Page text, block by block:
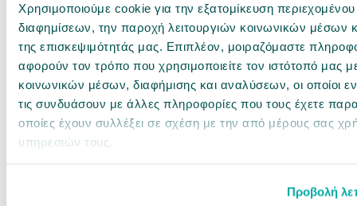
Χρησιμοποιούμε cookie για την εξατομίκευση περιεχομένου
διαφημίσεων, την παροχή λειτουργιών κοινωνικών μέσων
της επισκεψιμότητάς μας. Επιπλέον, μοιραζόμαστε
αφορούν τον τρόπο που χρησιμοποιείτε τον ιστότοπό μας
κοινωνικών μέσων, διαφήμισης και αναλύσεων, οι οποίοι
τις συνδυάσουν με άλλες πληροφορίες που τους έχετε
οποίες έχουν συλλέξει σε σχέση με την από μέρους σας
υπηρεσιών τους.
Προβολή
10100735
Pedigree Rodeo Duos με Μοσχάρι &
10100734
Pedigree Jumbone Mini με Μοσχάρι
Άμεσα διαθέσιμο
2,99 €